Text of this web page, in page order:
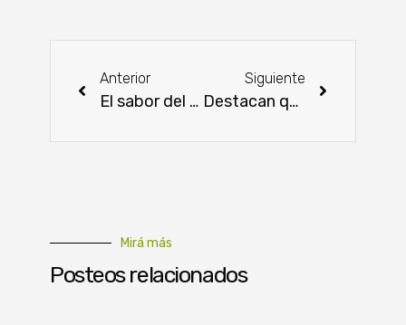
Anterior
El sabor del mundo llega a Paraguarí
Siguiente
Destacan que la clasificación y tipificación de canales es un logro para la cadena cárnica
Mirá más
Posteos relacionados